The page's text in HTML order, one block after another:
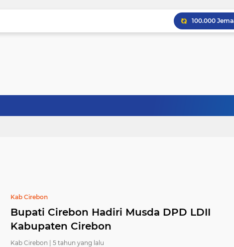
Kab Cirebon
Bupati Cirebon Hadiri Musda DPD LDII
Kabupaten Cirebon
Kab Cirebon | 5 tahun yang lalu